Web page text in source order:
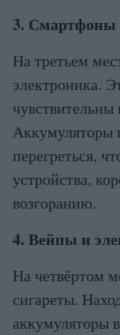
3. Смартфоны
На третьем
электроника.
Аккумуляторы
перегреться,
устройства,
возгоранию.
4. Вейпы и
На четвёртом
сигареты.
аккумуляторы